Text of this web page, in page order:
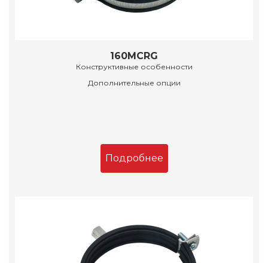
160MCRG
Конструктивные особенности
Дополнительные опции
Подробнее